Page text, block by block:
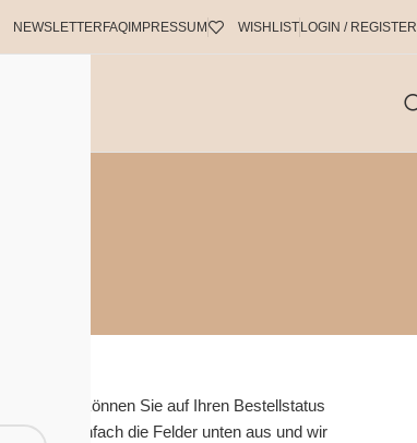
NEWSLETTERFAQIMPRESSUM WISHLISTLOGIN / REGISTER
können Sie auf Ihren Bestellstatus
Sie einfach die Felder unten aus und wir